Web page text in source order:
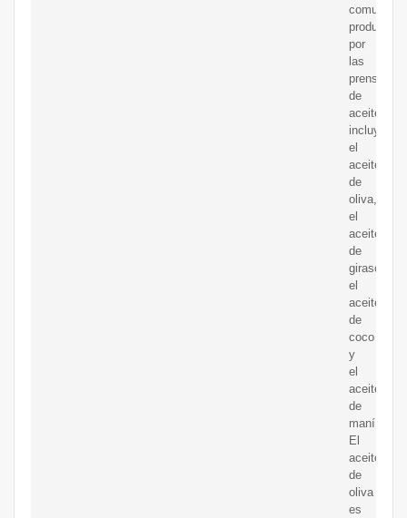
comunes
producidos
por
las
prensas
de
aceite
incluyen
el
aceite
de
oliva,
el
aceite
de
girasol,
el
aceite
de
coco
y
el
aceite
de
maní.
El
aceite
de
oliva
es